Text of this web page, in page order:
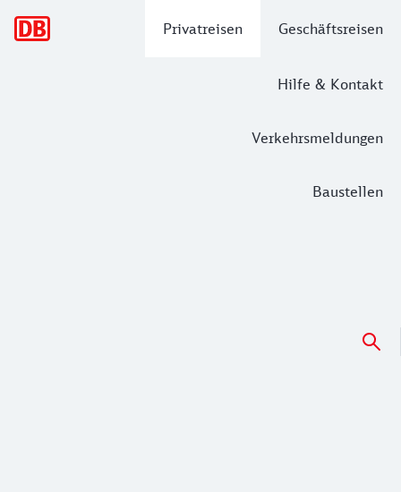
Privatreisen Geschäftsreisen
Hilfe & Kontakt
Verkehrsmeldungen
Baustellen